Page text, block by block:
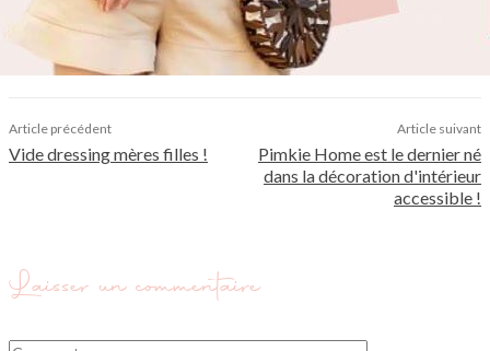
Article précédent
Vide dressing mères filles !
Article suivant
Pimkie Home est le dernier né
dans la décoration d'intérieur
accessible !
Laisser un commentaire